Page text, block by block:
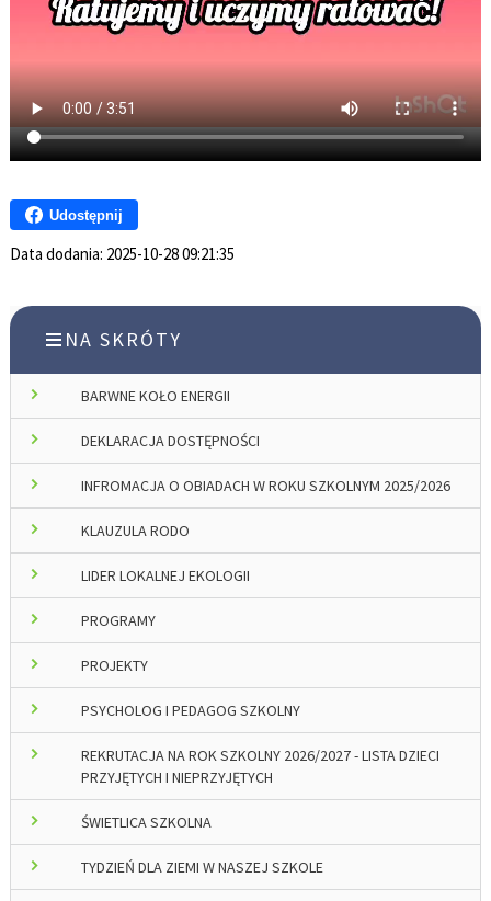
Udostępnij
Data dodania: 2025-10-28 09:21:35
NA SKRÓTY
BARWNE KOŁO ENERGII
DEKLARACJA DOSTĘPNOŚCI
INFROMACJA O OBIADACH W ROKU SZKOLNYM 2025/2026
KLAUZULA RODO
LIDER LOKALNEJ EKOLOGII
PROGRAMY
PROJEKTY
PSYCHOLOG I PEDAGOG SZKOLNY
REKRUTACJA NA ROK SZKOLNY 2026/2027 - LISTA DZIECI
PRZYJĘTYCH I NIEPRZYJĘTYCH
ŚWIETLICA SZKOLNA
TYDZIEŃ DLA ZIEMI W NASZEJ SZKOLE